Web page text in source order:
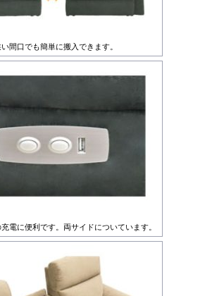
間口でも簡単に搬入できます。
電に便利です。両サイドについています。